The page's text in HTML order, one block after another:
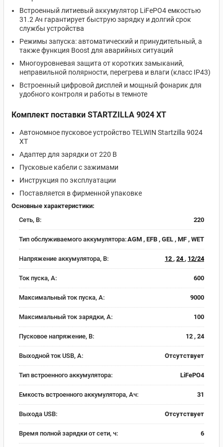
Встроенный литиевый аккумулятор LiFePO4 емкостью
31.2 Ач гарантирует быструю зарядку и долгий срок
службы устройства
Режимы запуска: автоматический и принудительный, а
также функция Boost для аварийных ситуаций
Многоуровневая защита от коротких замыканий,
неправильной полярности, перегрева и влаги (класс IP43)
Встроенный цифровой дисплей и мощный фонарик для
удобного контроля и работы в темноте
Комплект поставки STARTZILLA 9024 XT
Автономное пусковое устройство TELWIN Startzilla 9024
XT
Адаптер для зарядки от 220 В
Пусковые кабели с зажимами
Инструкция по эксплуатации
Поставляется в фирменной упаковке
Основные характеристики:
Сеть, В:
220
Тип обслуживаемого аккумулятора:AGM , EFB , GEL , MF , WET
Напряжение аккумулятора, В: 12 , 24, 12/24
Ток пуска, А: 600
Максимальный ток пуска, А: 9000
Максимальный ток зарядки, А: 100
Пусковое напряжение, В: 12 , 24
Выходной ток USB, А: Отсутствует
Тип встроенного аккумулятора: LiFePO4
Емкость встроенного аккумулятора, Ач: 31
Выхода USB: Отсутствует
Время полной зарядки от сети, ч: 6